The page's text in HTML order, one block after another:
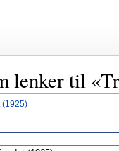
lenker til
(1925)